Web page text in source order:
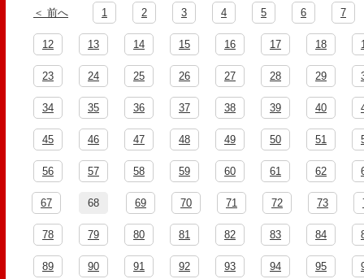
＜ 前へ 1 2 3 4 5 6 7
12 13 14 15 16 17 18
23 24 25 26 27 28 29
34 35 36 37 38 39 40
45 46 47 48 49 50 51
56 57 58 59 60 61 62
67 68 69 70 71 72 73
78 79 80 81 82 83 84
89 90 91 92 93 94 95